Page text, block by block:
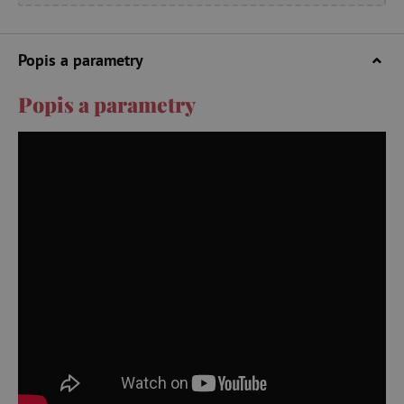
Popis a parametry
Popis a parametry